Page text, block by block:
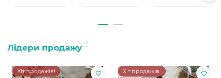
Лідери продажу
Хіт продажів!
Хіт продажів!